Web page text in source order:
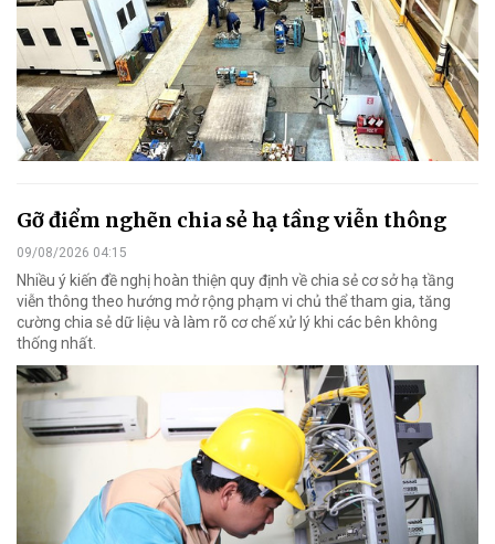
Gỡ điểm nghẽn chia sẻ hạ tầng viễn thông
09/08/2026 04:15
Nhiều ý kiến đề nghị hoàn thiện quy định về chia sẻ cơ sở hạ tầng
viễn thông theo hướng mở rộng phạm vi chủ thể tham gia, tăng
cường chia sẻ dữ liệu và làm rõ cơ chế xử lý khi các bên không
thống nhất.